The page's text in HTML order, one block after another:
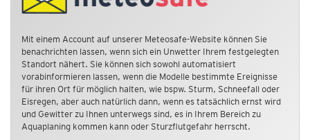
Mit einem Account auf unserer Meteosafe-Website können Sie
benachrichten lassen, wenn sich ein Unwetter Ihrem festgelegten
Standort nähert. Sie können sich sowohl automatisiert
vorabinformieren lassen, wenn die Modelle bestimmte Ereignisse
für ihren Ort für möglich halten, wie bspw. Sturm, Schneefall oder
Eisregen, aber auch natürlich dann, wenn es tatsächlich ernst wird
und Gewitter zu Ihnen unterwegs sind, es in Ihrem Bereich zu
Aquaplaning kommen kann oder Sturzflutgefahr herrscht.